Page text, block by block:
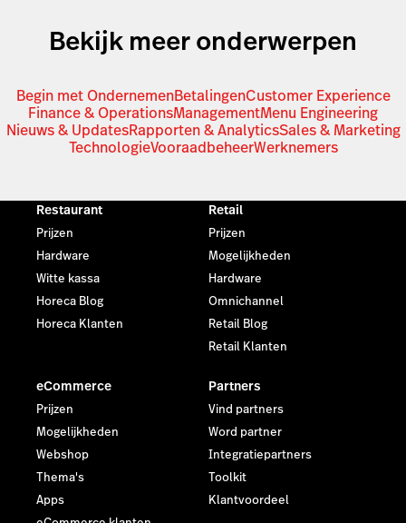
Bekijk meer onderwerpen
Begin met OndernemenBetalingenCustomer Experience
Finance & OperationsManagementMenu Engineering
Nieuws & UpdatesRapporten & AnalyticsSales & Marketing
TechnologieVooraadbeheerWerknemers
Restaurant
Prijzen
Hardware
Witte kassa
Horeca Blog
Horeca Klanten
Retail
Prijzen
Mogelijkheden
Hardware
Omnichannel
Retail Blog
Retail Klanten
eCommerce
Prijzen
Mogelijkheden
Webshop
Thema's
Apps
Partners
Vind partners
Word partner
Integratiepartners
Toolkit
Klantvoordeel